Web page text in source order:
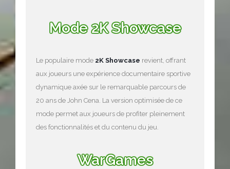
Mode 2K Showcase
Le populaire mode 2K Showcase revient, offrant
aux joueurs une expérience documentaire sportive
dynamique axée sur le remarquable parcours de
20 ans de John Cena. La version optimisée de ce
mode permet aux joueurs de profiter pleinement
des fonctionnalités et du contenu du jeu.
WarGames